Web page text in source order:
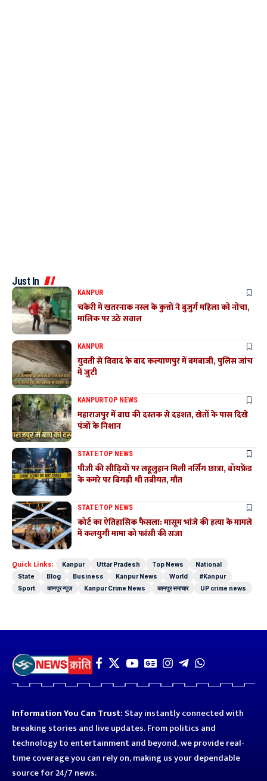
Just In
KANPUR
चकेरी में खतरनाक नस्ल के कुत्तों ने बुजुर्ग महिला को नोचा,
मालिक पर उठे सवाल
KANPUR
युवती से विवाद के बाद कल्याणपुर में बमबाजी, पुलिस जांच
में जुटी
KANPURTOP NEWS
महाराजपुर में बाघ की दस्तक से दहशत, खेतों के पास दिखे
पंजों के निशान
STATETOP NEWS
पीजी की सीढ़ियों पर लहूलुहान मिली नर्सिंग छात्रा, बॉयफ्रेंड
के कमरे पर बिगड़ी थी तबीयत, मौत
STATETOP NEWS
कोर्ट का ऐतिहासिक फैसला: मासूम भांजे की हत्या के मामले
में कलयुगी मामा को फांसी की सजा
Quick Links: Kanpur Uttar Pradesh Top News
National
State
Blog Business Kanpur News World
#Kanpur
Sport
कानपुर न्यूज़ Kanpur Crime News कानपुर समाचार UP crime news
Information You Can Trust: Stay instantly connected with
breaking stories and live updates. From politics and
technology to entertainment and beyond, we provide real-
time coverage you can rely on, making us your dependable
source for 24/7 news.